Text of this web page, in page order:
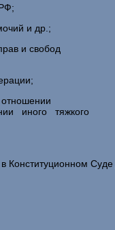
и др.;
и свобод
иного тяжкого
Конституционном